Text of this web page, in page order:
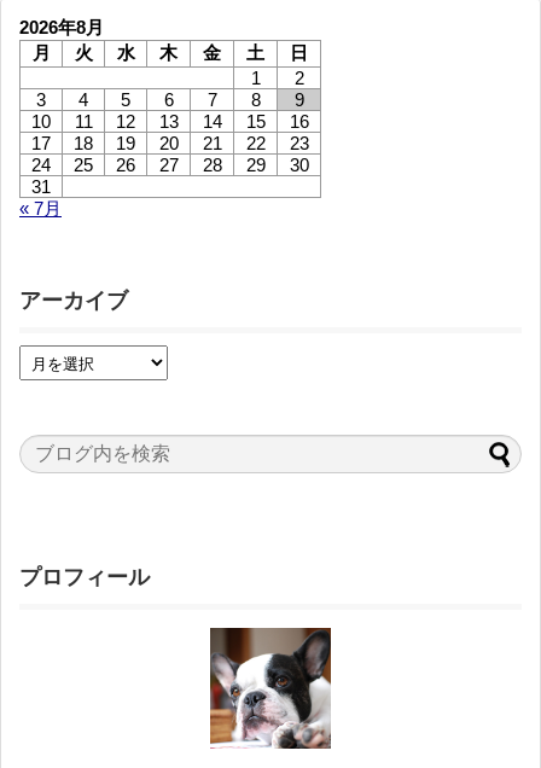
2026年8月
月
火 水 木 金 土
日
1
2
3
4 5 6 7 8
9
10
11 12 13 14 15
16
17
18 19 20 21 22
23
24
25 26 27 28 29
30
31
« 7月
アーカイブ
プロフィール